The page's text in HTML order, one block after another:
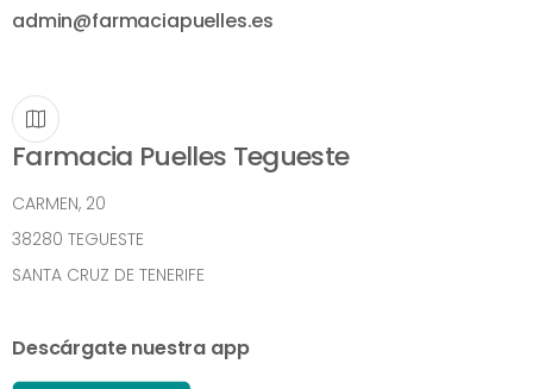
admin@farmaciapuelles.es
Farmacia Puelles Tegueste
CARMEN, 20
38280 TEGUESTE
SANTA CRUZ DE TENERIFE
Descárgate nuestra app